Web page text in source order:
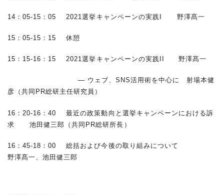
14：05-15：05 2021選挙キャンペーンの実践I 野澤髙一
15：05-15：15 休憩
15：15-16：15 2021選挙キャンペーンの実践II 野澤髙一
― ウェブ、SNS活用術を中心に 射場本健
彦（共同PR総研主任研究員）
16：20-16：40 最近の政策動向と選挙キャンペーンにおける訴
求 池田健三郎（共同PR総研所長）
16：45-18：00 総括および今後の取り組みについて
野澤髙一、池田健三郎